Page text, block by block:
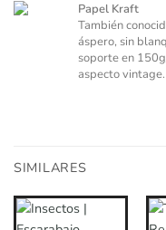
Papel Kraft
También
áspero, sin
soporte en
aspecto vintage.
SIMILARES